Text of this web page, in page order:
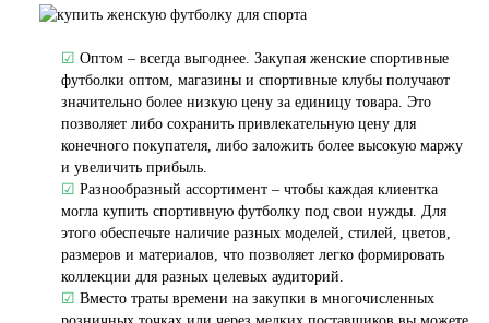
☑ Оптом – всегда выгоднее. Закупая женские спортивные
футболки оптом, магазины и спортивные клубы получают
значительно более низкую цену за единицу товара. Это
позволяет либо сохранить привлекательную цену для
конечного покупателя, либо заложить более высокую маржу
и увеличить прибыль.
☑ Разнообразный ассортимент – чтобы каждая клиентка
могла купить спортивную футболку под свои нужды. Для
этого обеспечьте наличие разных моделей, стилей, цветов,
размеров и материалов, что позволяет легко формировать
коллекции для разных целевых аудиторий.
☑ Вместо траты времени на закупки в многочисленных